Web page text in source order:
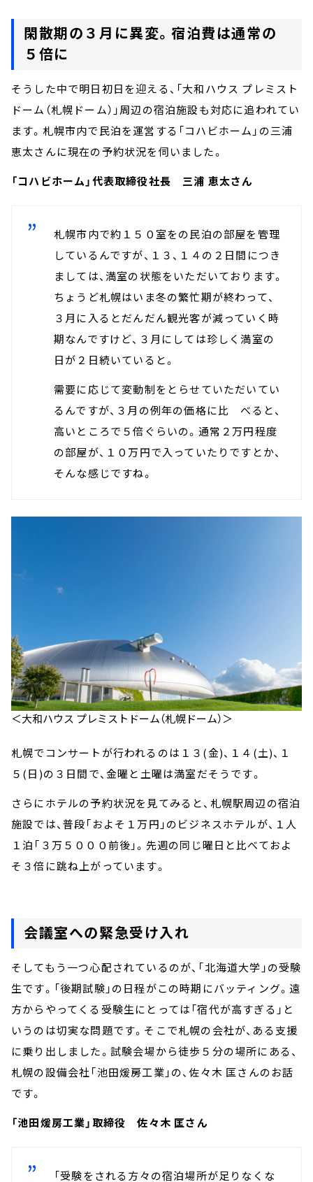
閑散期の３月に異変。宿泊費は通常の
５倍に
そうした中で明日初日を迎える、「大和ハウス プレミスト
ドーム（札幌ドーム）」周辺の宿泊施設も対応に追われてい
ます。札幌市内で民泊を運営する「コハビホーム」の三浦
恵太さんに現在の予約状況を伺いました。
「コハビホーム」代表取締役社長 三浦 恵太さん
札幌市内で約１５０室をの民泊の部屋を管理
しているんですが、１３、１４の２日間につき
ましては、満室の状態をいただいております。
ちょうど札幌はいま冬の繁忙期が終わって、
３月に入るとだんだん観光客が減っていく時
期なんですけど、３月にしては珍しく満室の
日が２日続いていると。
需要に応じて変動制をとらせていただいてい
るんですが、３月の例年の価格に比 べると、
高いところで５倍ぐらいの。通常２万円程度
の部屋が、１０万円で入っていたりですとか、
そんな感じですね。
＜大和ハウス プレミストドーム（札幌ドーム）＞
札幌でコンサートが行われるのは１３(金)、１４(土)、１
５(日)の３日間で、金曜と土曜は満室だそうです。
さらにホテルの予約状況を見てみると、札幌駅周辺の宿泊
施設では、普段「およそ１万円」のビジネスホテルが、１人
１泊「３万５０００前後」。先週の同じ曜日と比べておよ
そ３倍に跳ね上がっています。
会議室への緊急受け入れ
そしてもう一つ心配されているのが、「北海道大学」の受験
生です。「後期試験」の日程がこの時期にバッティング。遠
方からやってくる受験生にとっては「宿代が高すぎる」と
いうのは切実な問題です。そこで札幌の会社が、ある支援
に乗り出しました。試験会場から徒歩５分の場所にある、
札幌の設備会社「池田煖房工業」の、佐々木 匡さんのお話
です。
「池田煖房工業」取締役 佐々木 匡さん
「受験をされる方々の宿泊場所が足りなくな